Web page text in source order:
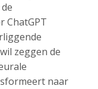
ChatGPT
zeggen de
naar